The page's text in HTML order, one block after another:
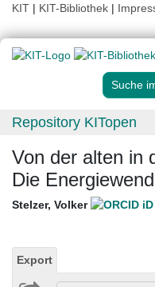
KIT | KIT-Bibliothek |
Suche
Repository KITopen
Von der alten in
Die
Stelzer, Volker
Export